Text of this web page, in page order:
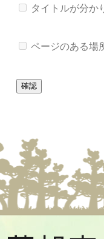
タイトルが分か
ページのある場